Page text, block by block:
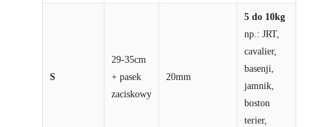
S
29-35cm
+ pasek
zaciskowy
20mm
5 do 10kg
np.: JRT,
cavalier,
basenji,
jamnik,
boston
terier,